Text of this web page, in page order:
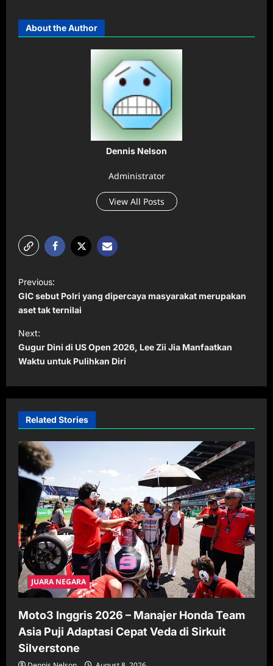
About the Author
Dennis Nelson
Administrator
View All Posts
o
s
t
n
a
v
g
a
t
i
n
Previous:
GIC sebut Polri yang dipercaya masyarakat merupakan
aset tak ternilai
Next:
Gugur Dini di US Open 2026, Lee Zii Jia Manfaatkan
Waktu untuk Pulihkan Diri
Related Stories
JUARA NEGARA
Moto3 Inggris 2026 – Manajer Honda Team
Asia Puji Adaptasi Cepat Veda di Sirkuit
Silverstone